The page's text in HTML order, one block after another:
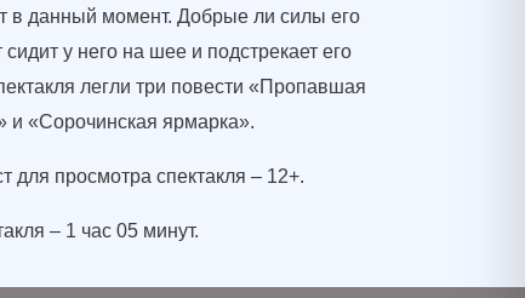
в данный момент. Добрые ли силы его
у него на шее и подстрекает его
легли три повести «Пропавшая
и «Сорочинская ярмарка».
для просмотра спектакля – 12+.
– 1 час 05 минут.